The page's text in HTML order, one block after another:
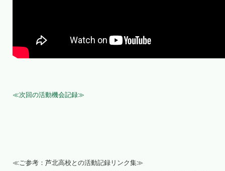
≪次回の活動機会記録≫
≪ご参考：芦北高校との活動記録リンク集≫